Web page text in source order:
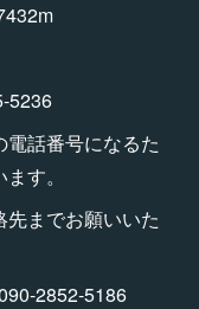
電話番号になるた
す。
までお願いいた
2852-5186